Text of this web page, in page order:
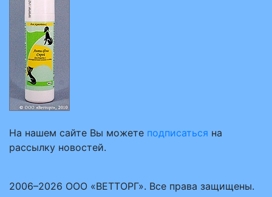
На нашем сайте Вы можете подписаться на
рассылку новостей.
2006–2026 ООО «ВЕТТОРГ». Все права защищены.